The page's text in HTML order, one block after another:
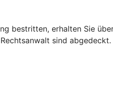
bestritten, erhalten Sie
sind abgedeckt.